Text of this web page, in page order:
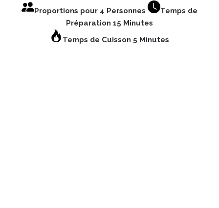
Proportions pour 4 Personnes
Temps de
Préparation 15 Minutes
Temps de Cuisson 5 Minutes